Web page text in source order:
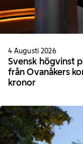
4 Augusti 2026
Svensk högvinst
från Ovanåkers
kronor